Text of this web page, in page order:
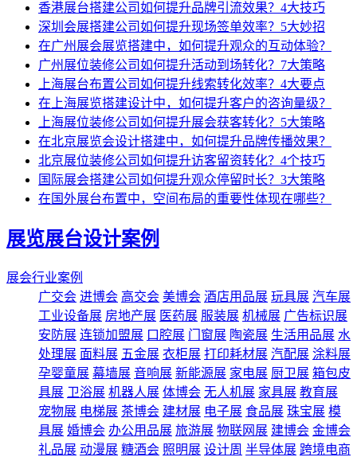
香港展台搭建公司如何提升品牌引流效果？4大技巧
深圳会展搭建公司如何提升现场签单效率？5大妙招
在广州展会展览搭建中，如何提升观众的互动体验？
广州展位装修公司如何提升活动到场转化？7大策略
上海展台布置公司如何提升线索转化效率？4大要点
在上海展览搭建设计中，如何提升客户的咨询量级？
上海展位装修公司如何提升展会获客转化？5大策略
在北京展览会设计搭建中，如何提升品牌传播效果？
北京展位装修公司如何提升访客留资转化？4个技巧
国际展会搭建公司如何提升观众停留时长？3大策略
在国外展台布置中，空间布局的重要性体现在哪些？
展览展台设计案例
展会行业案例
广交会 进博会 高交会 美博会 酒店用品展 玩具展 汽车展
工业设备展 房地产展 医药展 服装展 机械展 广告标识展
安防展 连锁加盟展 口腔展 门窗展 陶瓷展 生活用品展 水
处理展 面料展 五金展 衣柜展 打印耗材展 汽配展 涂料展
孕婴童展 幕墙展 音响展 新能源展 家电展 厨卫展 箱包皮
具展 卫浴展 机器人展 体博会 无人机展 家具展 教育展
宠物展 电梯展 茶博会 建材展 电子展 食品展 珠宝展 模
具展 婚博会 办公用品展 旅游展 物联网展 建博会 金博会
礼品展 动漫展 糖酒会 照明展 设计周 半导体展 跨境电商